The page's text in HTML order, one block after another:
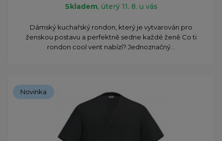
Skladem, úterý 11. 8. u vás
Dámský kuchařský rondon, který je vytvarován pro
ženskou postavu a perfektně sedne každé ženě Co ti
rondon cool vent nabízí? Jednoznačný...
Novinka